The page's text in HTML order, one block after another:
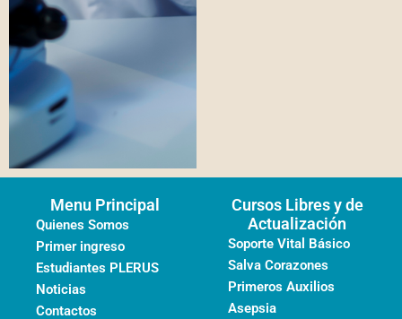
Menu Principal
Quienes Somos
Primer ingreso
Estudiantes PLERUS
Noticias
Contactos
Cursos Libres y de
Actualización
Soporte Vital Básico
Salva Corazones
Primeros Auxilios
Asepsia